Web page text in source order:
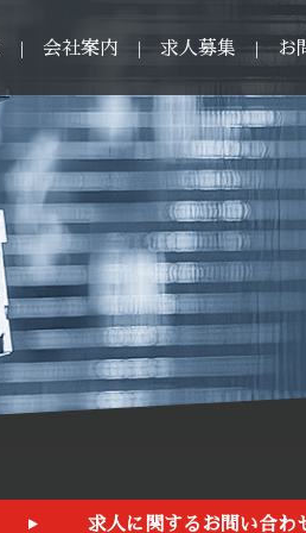
会社案内 求人募集 お
求人に関するお問い合わ